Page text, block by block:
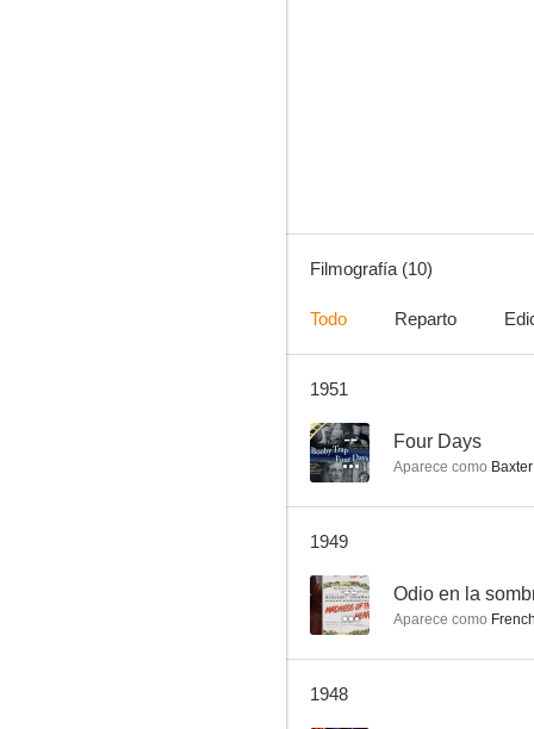
Filmografía (10)
Todo Reparto
1951
-- Four Days
Aparece como Baxter
1949
-- Odio en la
Aparece como
1948